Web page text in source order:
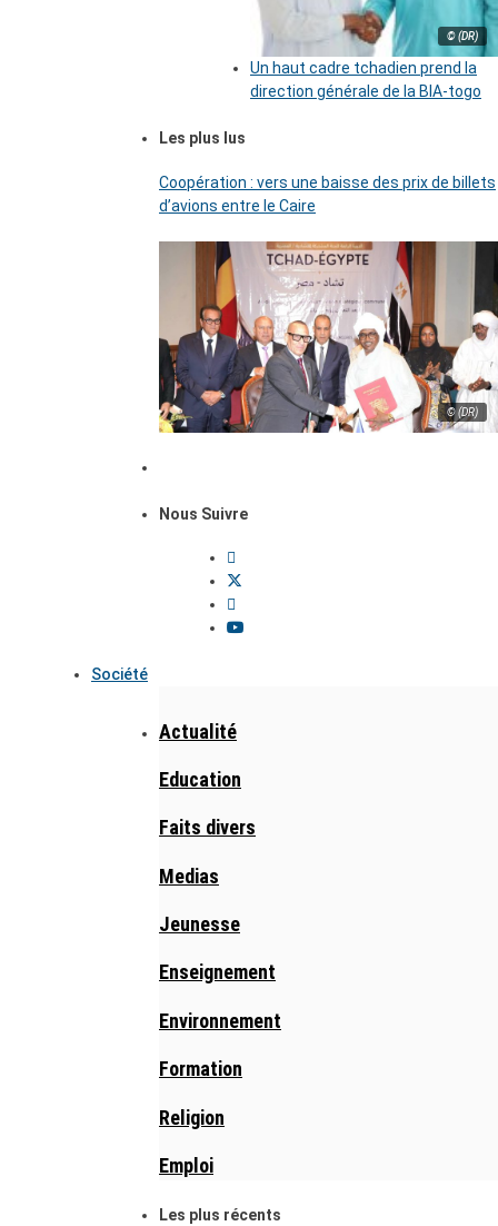
© (DR)
Un haut cadre tchadien prend la
direction générale de la BIA-togo
Les plus lus
Coopération : vers une baisse des prix de billets
d’avions entre le Caire
© (DR)
Nous Suivre
Société
Actualité
Education
Faits divers
Medias
Jeunesse
Enseignement
Environnement
Formation
Religion
Emploi
Les plus récents